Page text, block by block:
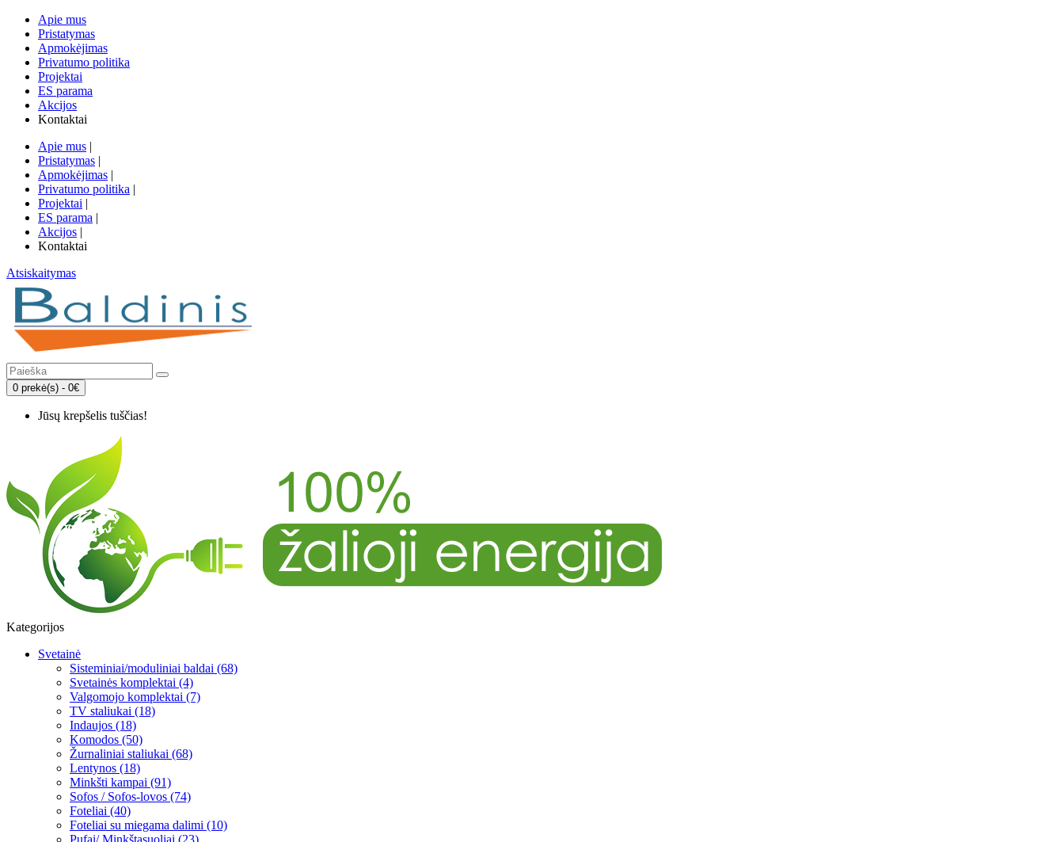
Apie mus
Pristatymas
Apmokėjimas
Privatumo politika
Projektai
ES parama
Akcijos
Kontaktai
Apie mus |
Pristatymas |
Apmokėjimas |
Privatumo politika |
Projektai |
ES parama |
Akcijos |
Kontaktai
Atsiskaitymas
0 prekė(s) - 0€
Jūsų krepšelis tuščias!
Kategorijos
Svetainė
Sisteminiai/moduliniai baldai (68)
Svetainės komplektai (4)
Valgomojo komplektai (7)
TV staliukai (18)
Indaujos (18)
Komodos (50)
Žurnaliniai staliukai (68)
Lentynos (18)
Minkšti kampai (91)
Sofos / Sofos-lovos (74)
Foteliai (40)
Foteliai su miegama dalimi (10)
Pufai/ Minkštasuoliai (23)